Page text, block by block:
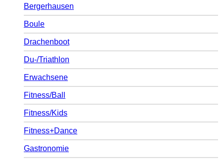
Bergerhausen
Boule
Drachenboot
Du-/Triathlon
Erwachsene
Fitness/Ball
Fitness/Kids
Fitness+Dance
Gastronomie